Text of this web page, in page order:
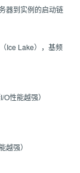
器到实例的启动链
Ice Lake），基频
性能越强）
强）